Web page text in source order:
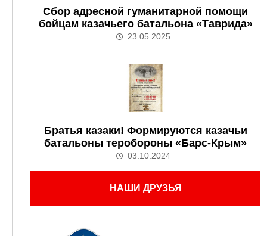
Сбор адресной гуманитарной помощи
бойцам казачьего батальона «Таврида»
23.05.2025
Братья казаки! Формируются казачьи
батальоны теробороны «Барс-Крым»
03.10.2024
НАШИ ДРУЗЬЯ